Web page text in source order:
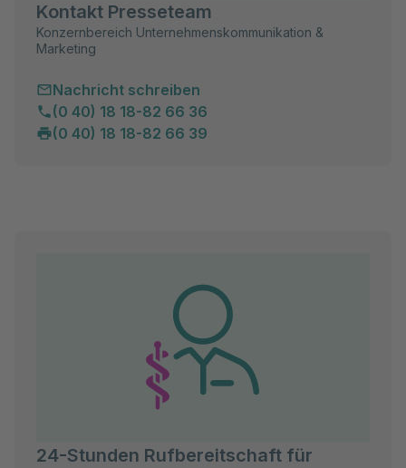
Kontakt Presseteam
Konzernbereich Unternehmenskommunikation &
Marketing
Nachricht schreiben
(0 40) 18 18-82 66 36
(0 40) 18 18-82 66 39
24-Stunden Rufbereitschaft für